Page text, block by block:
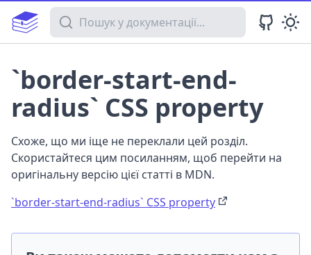
Пошук у документації
`border-start-end-
radius` CSS property
Схоже, що ми іще не переклали цей розділ.
Скористайтеся цим посиланням, щоб перейти на
оригінальну версію цієї статті в MDN.
`border-start-end-radius` CSS property